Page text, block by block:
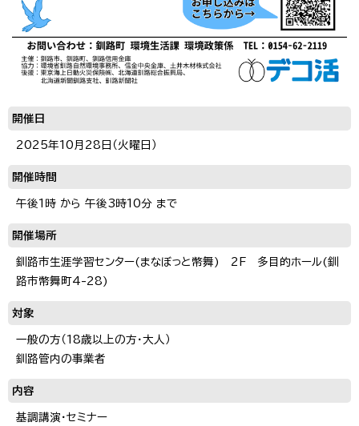
開催日
2025年10月28日（火曜日）
開催時間
午後1時 から 午後3時10分 まで
開催場所
釧路市生涯学習センター(まなぼっと幣舞) 2F 多目的ホール(釧
路市幣舞町4-28)
対象
一般の方（18歳以上の方・大人）
釧路管内の事業者
内容
基調講演・セミナー